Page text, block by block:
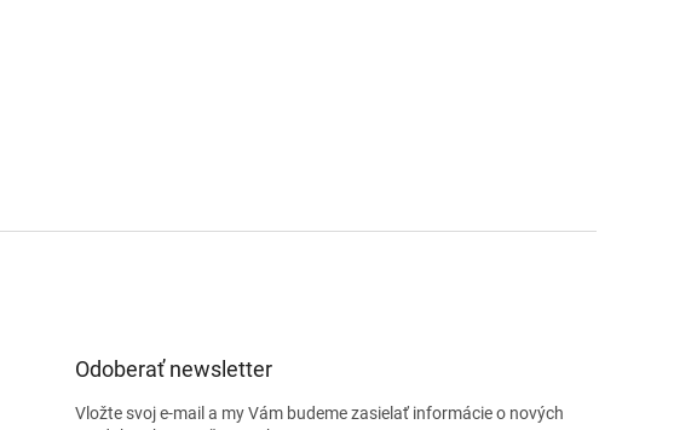
Odoberať newsletter
Vložte svoj e-mail a my Vám budeme zasielať informácie o nových